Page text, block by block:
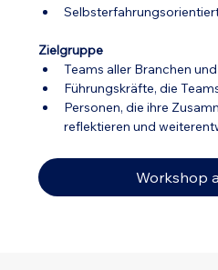
Zielgruppe
Teams aller Branchen
Führungskräfte, die
Personen, die ihre
reflektieren und
Workshop